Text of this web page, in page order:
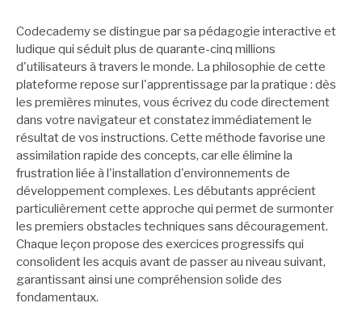
Codecademy se distingue par sa pédagogie interactive et
ludique qui séduit plus de quarante-cinq millions
d'utilisateurs à travers le monde. La philosophie de cette
plateforme repose sur l'apprentissage par la pratique : dès
les premières minutes, vous écrivez du code directement
dans votre navigateur et constatez immédiatement le
résultat de vos instructions. Cette méthode favorise une
assimilation rapide des concepts, car elle élimine la
frustration liée à l'installation d'environnements de
développement complexes. Les débutants apprécient
particulièrement cette approche qui permet de surmonter
les premiers obstacles techniques sans découragement.
Chaque leçon propose des exercices progressifs qui
consolident les acquis avant de passer au niveau suivant,
garantissant ainsi une compréhension solide des
fondamentaux.